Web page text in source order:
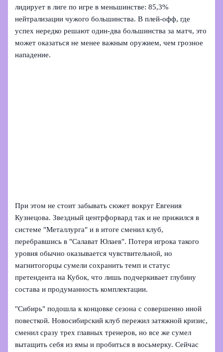
лидирует в лиге по игре в меньшинстве: 85,3%
нейтрализации чужого большинства. В плей-офф, где
успех нередко решают один-два большинства за матч, это
может оказаться не менее важным оружием, чем грозное
нападение.
При этом не стоит забывать сюжет вокруг Евгения
Кузнецова. Звездный центрфорвард так и не прижился в
системе "Металлурга" и в итоге сменил клуб,
перебравшись в "Салават Юлаев". Потеря игрока такого
уровня обычно оказывается чувствительной, но
магнитогорцы сумели сохранить темп и статус
претендента на Кубок, что лишь подчеркивает глубину
состава и продуманность комплектации.
"Сибирь" подошла к концовке сезона с совершенно иной
повесткой. Новосибирский клуб пережил затяжной кризис,
сменил сразу трех главных тренеров, но все же сумел
вытащить себя из ямы и пробиться в восьмерку. Сейчас